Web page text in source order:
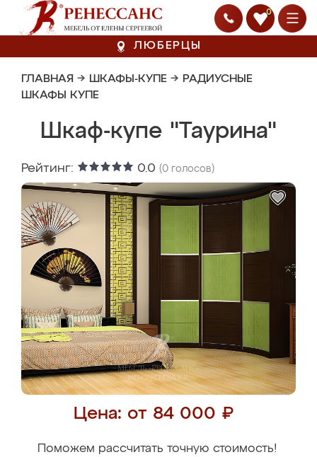
0
ЛЮБЕРЦЫ
ГЛАВНАЯ → ШКАФЫ-КУПЕ → РАДИУСНЫЕ
ШКАФЫ КУПЕ
Шкаф-купе "Таурина"
Рейтинг: 0.0 (0 голосов)
Цена: от 84 000 ₽
Поможем рассчитать точную стоимость!